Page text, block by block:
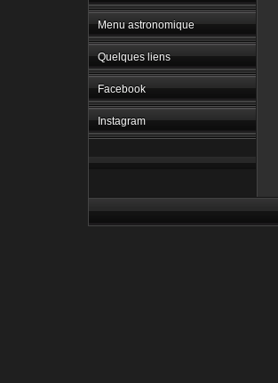
Menu astronomique
Quelques liens
Facebook
Instagram